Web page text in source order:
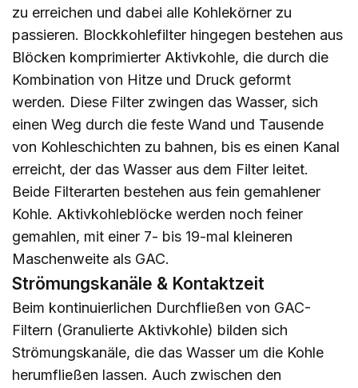
zu erreichen und dabei alle Kohlekörner zu
passieren. Blockkohlefilter hingegen bestehen aus
Blöcken komprimierter Aktivkohle, die durch die
Kombination von Hitze und Druck geformt
werden. Diese Filter zwingen das Wasser, sich
einen Weg durch die feste Wand und Tausende
von Kohleschichten zu bahnen, bis es einen Kanal
erreicht, der das Wasser aus dem Filter leitet.
Beide Filterarten bestehen aus fein gemahlener
Kohle. Aktivkohleblöcke werden noch feiner
gemahlen, mit einer 7- bis 19-mal kleineren
Maschenweite als GAC.
Strömungskanäle & Kontaktzeit
Beim kontinuierlichen Durchfließen von GAC-
Filtern (Granulierte Aktivkohle) bilden sich
Strömungskanäle, die das Wasser um die Kohle
herumfließen lassen. Auch zwischen den